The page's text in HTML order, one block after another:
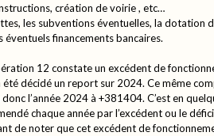
création de voirie , etc…
les subventions éventuelles, la dotation
éventuels financements bancaires.
12 constate un excédent de
été décidé un report sur 2024. Ce même
l’année 2024 à +381404. C’est en
chaque année par l’excédent ou le
de noter que cet excédent de